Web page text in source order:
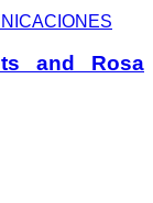
and Rosa